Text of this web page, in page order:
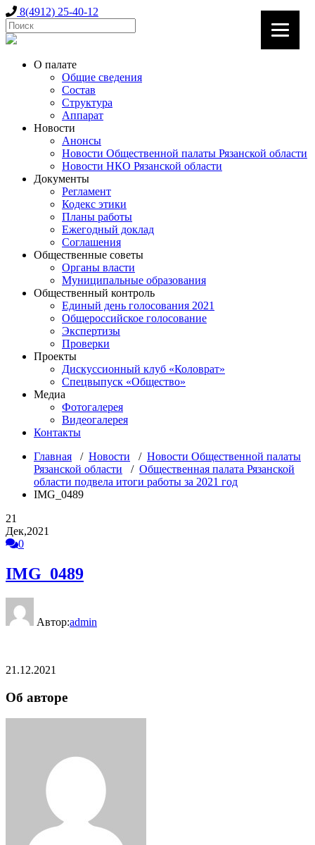
8(4912) 25-40-12
О палате
Общие сведения
Состав
Структура
Аппарат
Новости
Анонсы
Новости Общественной палаты Рязанской области
Новости НКО Рязанской области
Документы
Регламент
Кодекс этики
Планы работы
Ежегодный доклад
Соглашения
Общественные советы
Органы власти
Муниципальные образования
Общественный контроль
Единый день голосования 2021
Общероссийское голосование
Экспертизы
Проверки
Проекты
Дискуссионный клуб «Коловрат»
Спецвыпуск «Общество»
Медиа
Фотогалерея
Видеогалерея
Контакты
Главная / Новости / Новости Общественной палаты
Рязанской области / Общественная палата Рязанской
области подвела итоги работы за 2021 год
IMG_0489
21
Дек,2021
0
IMG_0489
Автор:admin
21.12.2021
Об авторе